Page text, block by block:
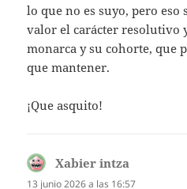
lo que no es suyo, pero eso
valor el carácter resolutivo
monarca y su cohorte, que
que mantener.
¡Que asquito!
Xabier intza
13 junio 2026 a las 16:57